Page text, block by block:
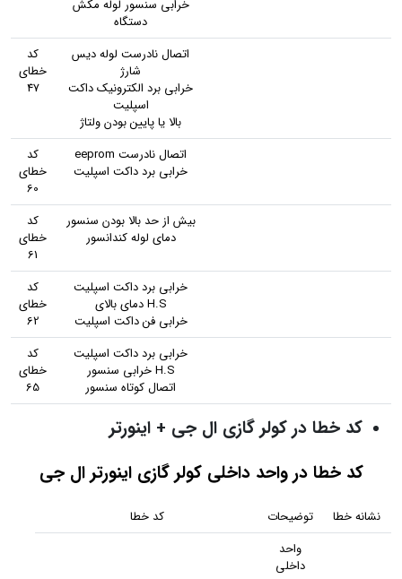
خرابی سنسور لوله مکش
دستگاه
اتصال نادرست لوله دیس
شارژ
خرابی برد الکترونیک داکت
اسپلیت
بالا یا پایین بودن ولتاژ
کد
خطای
47
اتصال نادرست eeprom
خرابی برد داکت اسپلیت
کد
خطای
60
بیش از حد بالا بودن سنسور
دمای لوله کندانسور
کد
خطای
61
خرابی برد داکت اسپلیت
H.S دمای بالای
خرابی فن داکت اسپلیت
کد
خطای
62
خرابی برد داکت اسپلیت
H.S خرابی سنسور
اتصال کوتاه سنسور
کد
خطای
65
کد خطا در کولر گازی ال جی + اینورتر
کد خطا در واحد داخلی کولر گازی اینورتر ال جی
نشانه خطا توضیحات
کد خطا
واحد
داخلی